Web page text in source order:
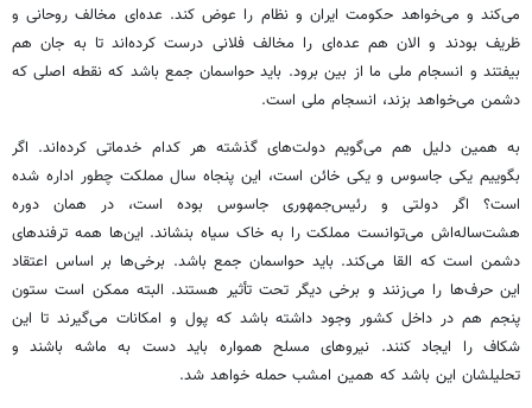
می‌کند و می‌خواهد حکومت ایران و نظام را عوض کند. عده‌ای مخالف روحانی و
ظریف بودند و الان هم عده‌ای را مخالف فلانی درست کرده‌اند تا به جان هم
بیفتند و انسجام ملی ما از بین برود. باید حواسمان جمع باشد که نقطه اصلی که
دشمن می‌خواهد بزند، انسجام ملی است.
به همین دلیل هم می‌گویم دولت‌های گذشته هر کدام خدماتی کرده‌اند. اگر
بگوییم یکی جاسوس و یکی خائن است، این پنجاه سال مملکت چطور اداره شده
است؟ اگر دولتی و رئیس‌جمهوری جاسوس بوده است، در همان دوره
هشت‌ساله‌اش می‌توانست مملکت را به خاک سیاه بنشاند. این‌ها همه ترفندهای
دشمن است که القا می‌کند. باید حواسمان جمع باشد. برخی‌ها بر اساس اعتقاد
این حرف‌ها را می‌زنند و برخی دیگر تحت تأثیر هستند. البته ممکن است ستون
پنجم هم در داخل کشور وجود داشته باشد که پول و امکانات می‌گیرند تا این
شکاف را ایجاد کنند. نیروهای مسلح همواره باید دست به ماشه باشند و
تحلیلشان این باشد که همین امشب حمله خواهد شد.